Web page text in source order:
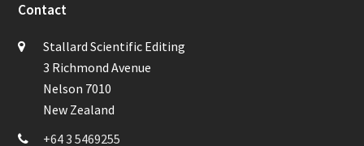
Contact
Stallard Scientific Editing
3 Richmond Avenue
Nelson 7010
New Zealand
+64 3 5469255